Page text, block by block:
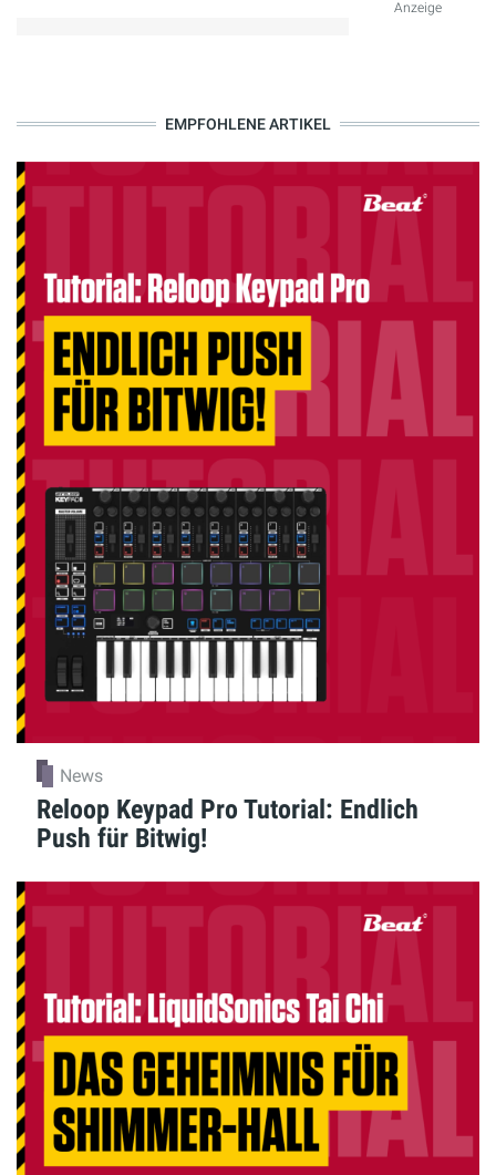
Anzeige
EMPFOHLENE ARTIKEL
News
Reloop Keypad Pro Tutorial: Endlich
Push für Bitwig!